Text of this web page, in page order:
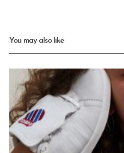
You may also like